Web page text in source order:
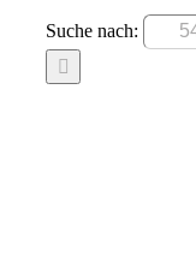
Suche nach: